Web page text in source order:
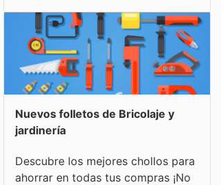
Nuevos folletos de Bricolaje y
jardinería
Descubre los mejores chollos para
ahorrar en todas tus compras ¡No